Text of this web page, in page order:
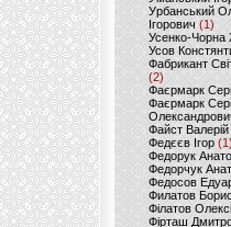
Урбанський
Ігорович (1)
Усенко-Чорна
Усов
Фабрикант
(2)
Фаєрмарк
Фаєрмарк
Файст Валерій
Федєєв Ігор (1)
Федорук
Федорчук
Федосов
Филатов
Філатов
Фірташ